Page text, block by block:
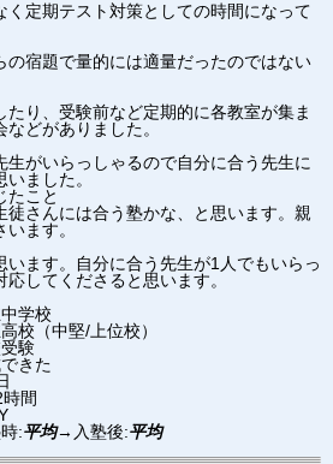
く定期テスト対策としての時間になって
の宿題で量的には適量だったのではない
り、受験前など定期的に各教室が集ま
どがありました。
がいらっしゃるので自分に合う先生に
ました。
たこと
徒さんには合う塾かな、と思います。親
ます。
ます。自分に合う先生が1人でもいらっ
してくださると思います。
学校
校（中堅/上位校）
験
きた
間
:平均→ 入塾後:平均